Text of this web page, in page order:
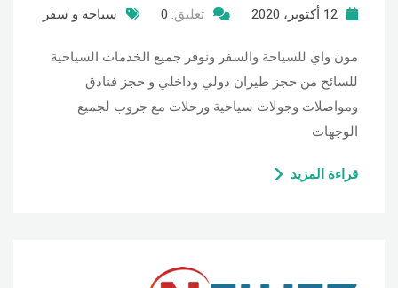
12 أكتوبر، 2020 تعليق: 0 سياحة و سفر
مون واي للسياحة والسفر ونوفر جميع الخدمات السياحية
للسائح من حجز طيران دولي وداخلي و حجز فنادق
ومواصلات وجولات سياحية ورحلات مع جروب لجميع
الوجهات
قراءة المزيد